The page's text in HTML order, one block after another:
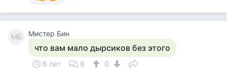
МБ Мистер Бин
что вам мало дырсиков без этого
6 лет 6 0